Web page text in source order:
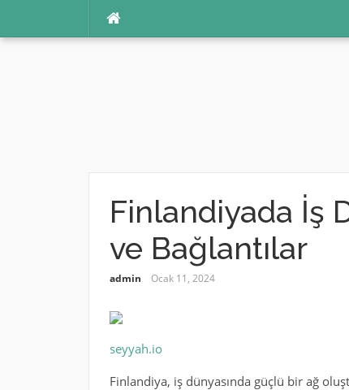
Finlandiyada İş
ve Bağlantılar
admin Ocak 11, 2024
seyyah.io
Finlandiya, iş dünyasında güçlü bir ağ